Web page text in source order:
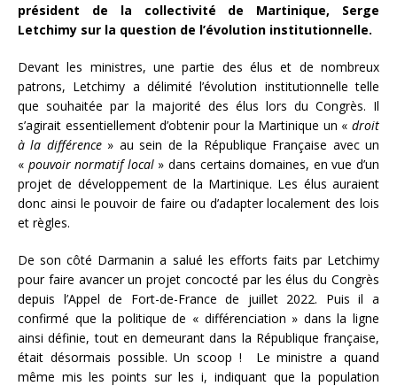
président de la collectivité de Martinique, Serge
Letchimy sur la question de l’évolution institutionnelle.
Devant les ministres, une partie des élus et de nombreux
patrons, Letchimy a délimité l’évolution institutionnelle telle
que souhaitée par la majorité des élus lors du Congrès. Il
s’agirait essentiellement d’obtenir pour la Martinique un « droit
à la différence » au sein de la République Française avec un
« pouvoir normatif local » dans certains domaines, en vue d’un
projet de développement de la Martinique. Les élus auraient
donc ainsi le pouvoir de faire ou d’adapter localement des lois
et règles.
De son côté Darmanin a salué les efforts faits par Letchimy
pour faire avancer un projet concocté par les élus du Congrès
depuis l’Appel de Fort-de-France de juillet 2022. Puis il a
confirmé que la politique de « différenciation » dans la ligne
ainsi définie, tout en demeurant dans la République française,
était désormais possible. Un scoop ! Le ministre a quand
même mis les points sur les i, indiquant que la population